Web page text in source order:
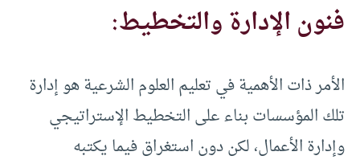
فنون الإدارة والتخطيط:
الأمر ذات الأهمية في تعليم العلوم الشرعية هو إدارة
تلك المؤسسات بناء على التخطيط الإستراتيجي
وإدارة الأعمال، لكن دون استغراق فيما يكتبه